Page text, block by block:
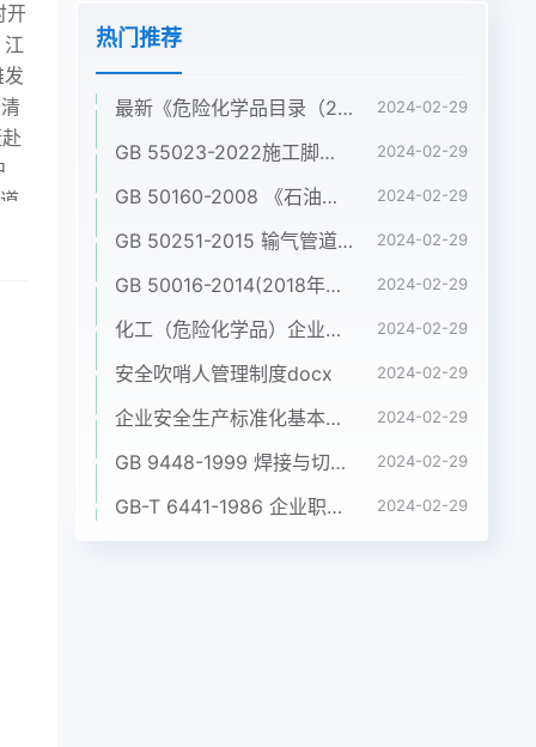
开
热门推荐
最新《危险化学品目录（2022调整版）》pdf 2024-02-29
GB 55023-2022施工脚手架通用规范pdf 2024-02-29
GB 50160-2008 《石油化工企业设计防火标准》（2018年版）pdf 2024-02-29
GB 50251-2015 输气管道工程设计规范pdf 2024-02-29
GB 50016-2014(2018年版) 建筑设计防火规范(高清版）pdf 2024-02-29
化工（危险化学品）企业五懂五会五能应知应会手册pdf 2024-02-29
安全吹哨人管理制度docx 2024-02-29
企业安全生产标准化基本规范 GB_T 33000-2016pdf 2024-02-29
GB 9448-1999 焊接与切割安全doc 2024-02-29
GB-T 6441-1986 企业职工伤亡事故分类pdf 2024-02-29